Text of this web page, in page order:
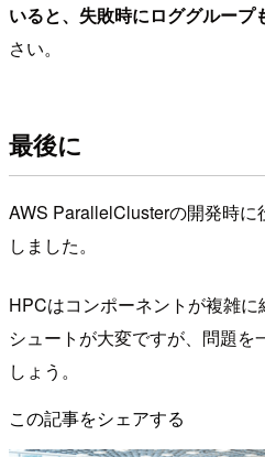
いると、失敗時にロググループ
さい。
最後に
AWS ParallelClusterの開発時
しました。
HPCはコンポーネントが複雑
シュートが大変ですが、問題を
しょう。
この記事をシェアする